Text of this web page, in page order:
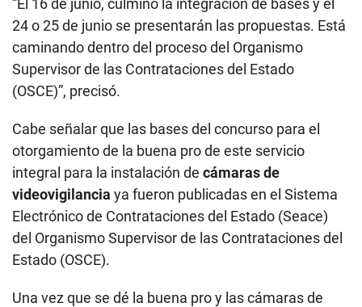
“El 16 de junio, culminó la integración de bases y el
24 o 25 de junio se presentarán las propuestas. Está
caminando dentro del proceso del Organismo
Supervisor de las Contrataciones del Estado
(OSCE)”, precisó.
Cabe señalar que las bases del concurso para el
otorgamiento de la buena pro de este servicio
integral para la instalación de cámaras de
videovigilancia ya fueron publicadas en el Sistema
Electrónico de Contrataciones del Estado (Seace)
del Organismo Supervisor de las Contrataciones del
Estado (OSCE).
Una vez que se dé la buena pro y las cámaras de